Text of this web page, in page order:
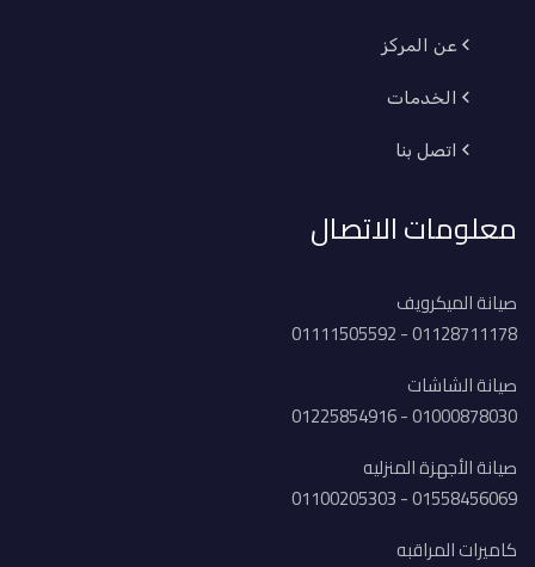
عن المركز
الخدمات
اتصل بنا
معلومات الاتصال
صيانة الميكرويف
01128711178 - 01111505592
صيانة الشاشات
01000878030 - 01225854916
صيانة الأجهزة المنزليه
01558456069 - 01100205303
كاميرات المراقبه